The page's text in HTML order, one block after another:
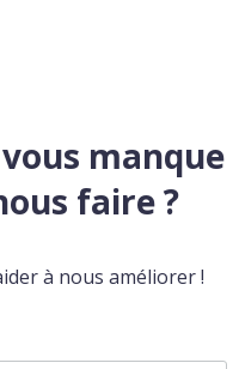
manque
faire ?
à nous améliorer !